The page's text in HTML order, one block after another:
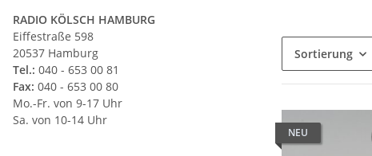
Sortierung
NEU
RADIO KÖLSCH HAMBURG
Eiffestraße 598
20537 Hamburg
Tel.: 040 - 653 00 81
Fax: 040 - 653 00 80
Mo.-Fr. von 9-17 Uhr
Sa. von 10-14 Uhr